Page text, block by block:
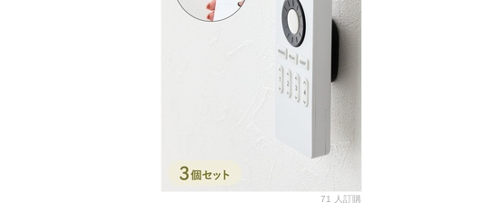
71 人訂購